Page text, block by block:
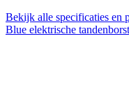
Bekijk alle specificaties en
Blue elektrische